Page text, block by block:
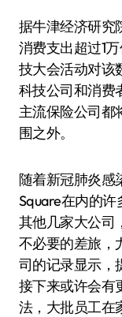
据牛津经济研究
消费支出超过1
技大会活动对该
科技公司和消费
主流保险公司都
围之外。
随着新冠肺炎感
Square在内的许
其他几家大公司
不必要的差旅，
司的记录显示，
接下来或许会有
法，大批员工在